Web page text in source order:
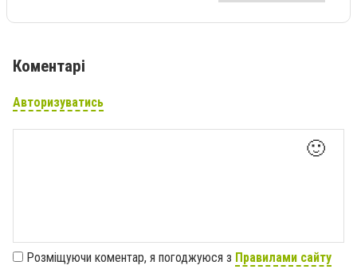
Коментарі
Авторизуватись
🙂
Розміщуючи коментар, я погоджуюся з Правилами сайту